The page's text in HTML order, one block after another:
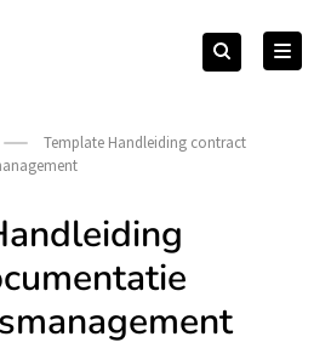
– by SURF
Zoeken
naar:Zoeken
Template Handleiding contract